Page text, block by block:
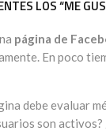
LOS “ME
página de
En poco
debe evaluar
son